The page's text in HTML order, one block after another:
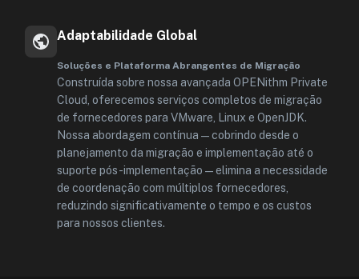
Adaptabilidade Global
Soluções e Plataforma Abrangentes de Migração
Construída sobre nossa avançada OPENithm Private
Cloud, oferecemos serviços completos de migração
de fornecedores para VMware, Linux e OpenJDK.
Nossa abordagem contínua — cobrindo desde o
planejamento da migração e implementação até o
suporte pós-implementação — elimina a necessidade
de coordenação com múltiplos fornecedores,
reduzindo significativamente o tempo e os custos
para nossos clientes.